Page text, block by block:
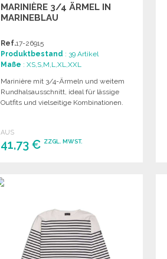
MARINIÈRE 3/4 ÄRMEL IN
MARINEBLAU
Ref.17-26915
Produktbestand : 39 Artikel
Maße : XS,S,M,L,XL,XXL
Marinière mit 3/4-Ärmeln und weitem
Rundhalsausschnitt, ideal für lässige
Outfits und vielseitige Kombinationen.
AUS
41,73 € ZZGL. MWST.